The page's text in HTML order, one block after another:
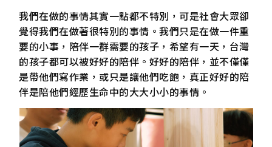
我們在做的事情其實一點都不特別，可是社會大眾卻
覺得我們在做著很特別的事情。我們只是在做一件重
要的小事，陪伴一群需要的孩子，希望有一天，台灣
的孩子都可以被好好的陪伴。好好的陪伴，並不僅僅
是帶他們寫作業，或只是讓他們吃飽，真正好好的陪
伴是陪他們經歷生命中的大大小小的事情。